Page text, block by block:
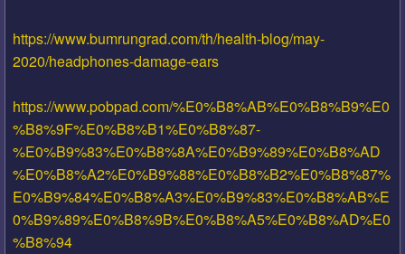
https://www.bumrungrad.com/th/health-blog/may-
2020/headphones-damage-ears
https://www.pobpad.com/%E0%B8%AB%E0%B8%B9%E0
%B8%9F%E0%B8%B1%E0%B8%87-
%E0%B9%83%E0%B8%8A%E0%B9%89%E0%B8%AD
%E0%B8%A2%E0%B9%88%E0%B8%B2%E0%B8%87%
E0%B9%84%E0%B8%A3%E0%B9%83%E0%B8%AB%E
0%B9%89%E0%B8%9B%E0%B8%A5%E0%B8%AD%E0
%B8%94